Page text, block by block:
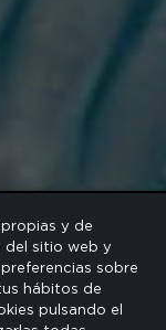
y de
del sitio web y
sobre
hábitos de
pulsando el